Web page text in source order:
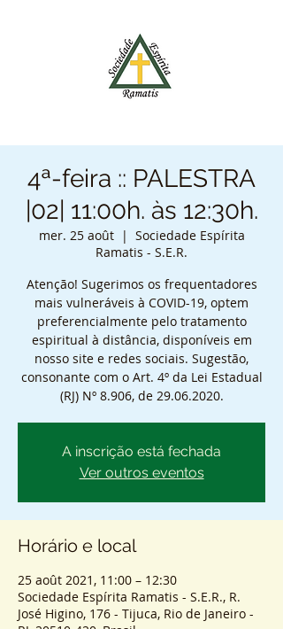
4ª-feira :: PALESTRA
|02| 11:00h. às 12:30h.
mer. 25 août
  |
Sociedade Espírita
Ramatis - S.E.R.
Atenção! Sugerimos os frequentadores
mais vulneráveis à COVID-19, optem
preferencialmente pelo tratamento
espiritual à distância, disponíveis em
nosso site e redes sociais. Sugestão,
consonante com o Art. 4º da Lei Estadual
(RJ) Nº 8.906, de 29.06.2020.
A inscrição está fechada
Ver outros eventos
Horário e local
25 août 2021, 11:00 – 12:30
Sociedade Espírita Ramatis - S.E.R., R.
José Higino, 176 - Tijuca, Rio de Janeiro -